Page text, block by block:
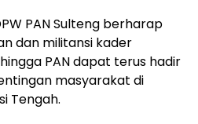
PAN Sulteng berharap
dan militansi kader
PAN dapat terus hadir
masyarakat di
Tengah.